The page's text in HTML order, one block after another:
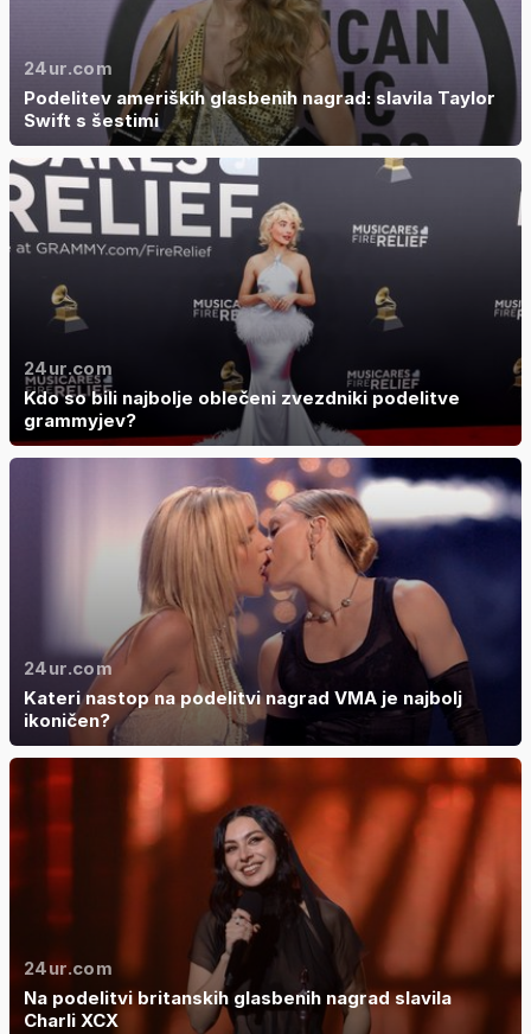
24ur.com
Podelitev ameriških glasbenih nagrad: slavila Taylor
Swift s šestimi
24ur.com
Kdo so bili najbolje oblečeni zvezdniki podelitve
grammyjev?
24ur.com
Kateri nastop na podelitvi nagrad VMA je najbolj
ikoničen?
24ur.com
Na podelitvi britanskih glasbenih nagrad slavila
Charli XCX